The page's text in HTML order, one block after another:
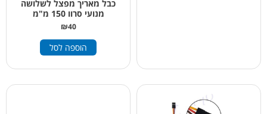
כבל מאריך מפצל לשלושה
מנועי סרוו 150 מ"מ
₪40
הוספה לסל